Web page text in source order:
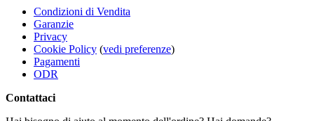
Condizioni di Vendita
Garanzie
Privacy
Cookie Policy (vedi preferenze)
Pagamenti
ODR
Contattaci